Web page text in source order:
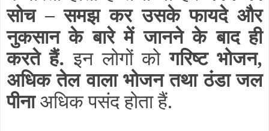
सोच – समझ कर उसके फायदे और
नुकसान के बारे में जानने के बाद ही
करते हैं. इन लोगों कोगरिष्ट भोजन,
अधिक तेल वाला भोजन तथा ठंडा जल
पीनाअधिक पसंद होता हैं.